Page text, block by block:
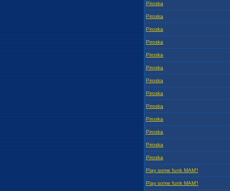
Piroska
Piroska
Piroska
Piroska
Piroska
Piroska
Piroska
Piroska
Piroska
Piroska
Piroska
Piroska
Piroska
Play some funk MAM'!
Play some funk MAM'!